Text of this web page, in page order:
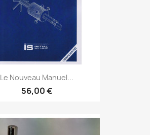
Le Nouveau Manuel...
56,00 €